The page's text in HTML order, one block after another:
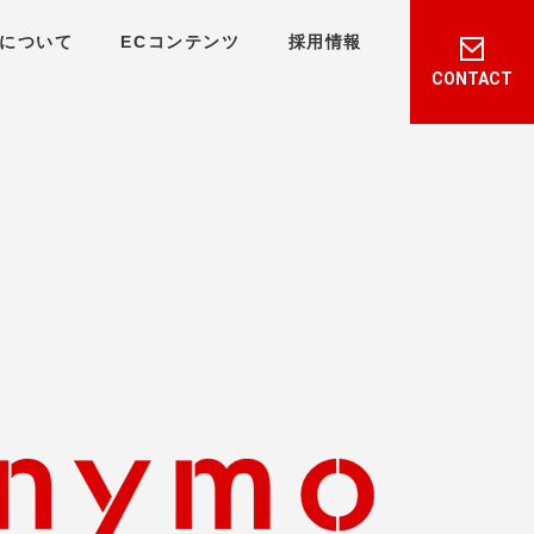
ついて ECコンテンツ 採用情報
CONTACT